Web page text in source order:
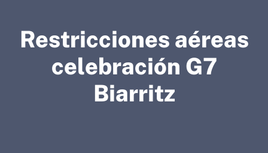
Restricciones aéreas
celebración G7
Biarritz